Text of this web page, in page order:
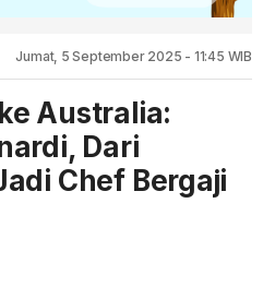
Jumat, 5 September 2025 - 11:45 WIB
Australia:
Dari
Chef Bergaji